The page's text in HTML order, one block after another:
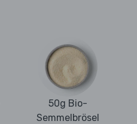
50g Bio-
Semmelbrösel